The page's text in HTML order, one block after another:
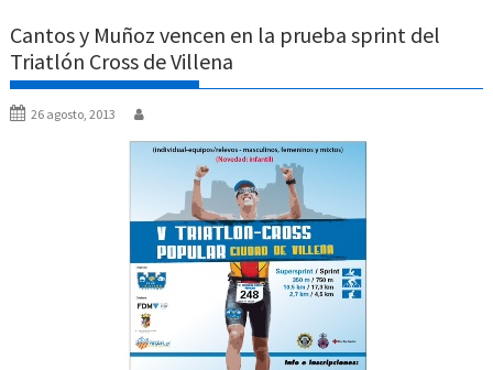
Cantos y Muñoz vencen en la prueba sprint del
Triatlón Cross de Villena
26 agosto, 2013